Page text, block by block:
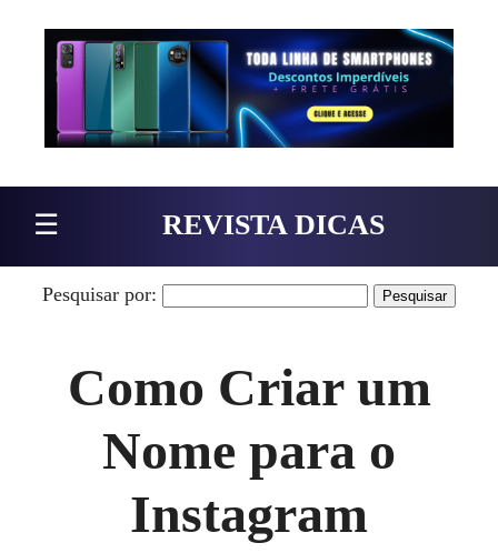
Pular para o conteúdo
☰ REVISTA DICAS
Pesquisar por:
Como Criar um
Nome para o
Instagram